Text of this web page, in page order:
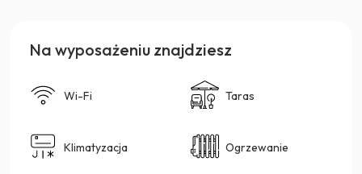
Na wyposażeniu znajdziesz
Wi-Fi Taras
Klimatyzacja Ogrzewanie